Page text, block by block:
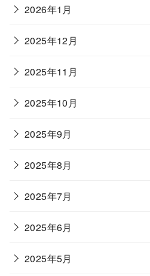
2026年1月
2025年12月
2025年11月
2025年10月
2025年9月
2025年8月
2025年7月
2025年6月
2025年5月